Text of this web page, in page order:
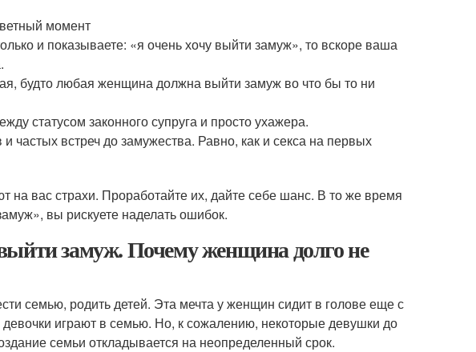
момент
и показываете: «я очень хочу выйти замуж», то вскоре ваша
будто любая женщина должна выйти замуж во что бы то ни
статусом законного супруга и просто ухажера.
частых встреч до замужества. Равно, как и секса на первых
вас страхи. Проработайте их, дайте себе шанс. В то же время
вы рискуете наделать ошибок.
замуж. Почему женщина долго не
семью, родить детей. Эта мечта у женщин сидит в голове еще с
играют в семью. Но, к сожалению, некоторые девушки до
семьи откладывается на неопределенный срок.